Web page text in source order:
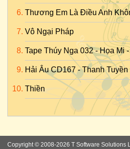
Thương Em Là Điều Anh
Vô Ngại Pháp
Tape Thúy Nga 032 - Họa Mi
Hải Âu CD167 - Thanh
Thiền
Copyright © 2008-2026 T Software Solutions